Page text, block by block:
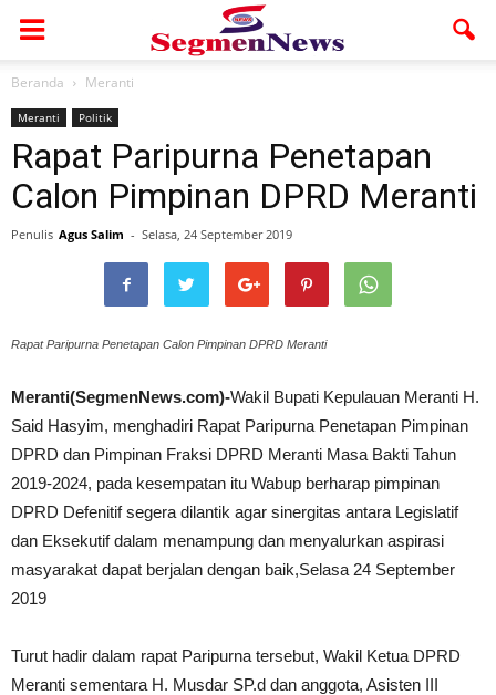
Beranda Meranti
Meranti Politik
Rapat Paripurna Penetapan
Calon Pimpinan DPRD Meranti
Penulis Agus Salim - Selasa, 24 September 2019
Rapat Paripurna Penetapan Calon Pimpinan DPRD Meranti
Meranti(SegmenNews.com)-Wakil Bupati Kepulauan Meranti H.
Said Hasyim, menghadiri Rapat Paripurna Penetapan Pimpinan
DPRD dan Pimpinan Fraksi DPRD Meranti Masa Bakti Tahun
2019-2024, pada kesempatan itu Wabup berharap pimpinan
DPRD Defenitif segera dilantik agar sinergitas antara Legislatif
dan Eksekutif dalam menampung dan menyalurkan aspirasi
masyarakat dapat berjalan dengan baik,Selasa 24 September
2019
Turut hadir dalam rapat Paripurna tersebut, Wakil Ketua DPRD
Meranti sementara H. Musdar SP.d dan anggota, Asisten III